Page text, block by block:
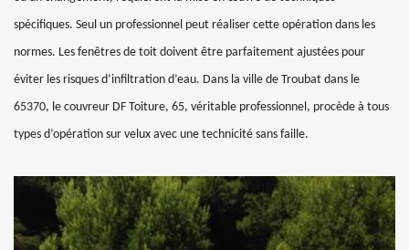
spécifiques. Seul un professionnel peut réaliser cette opération dans les
normes. Les fenêtres de toit doivent être parfaitement ajustées pour
éviter les risques d’infiltration d’eau. Dans la ville de Troubat dans le
65370, le couvreur DF Toiture, 65, véritable professionnel, procède à tous
types d’opération sur velux avec une technicité sans faille.